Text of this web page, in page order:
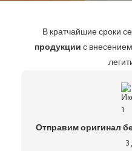
В кратчайшие сроки
продукциис
Отправим оригинал